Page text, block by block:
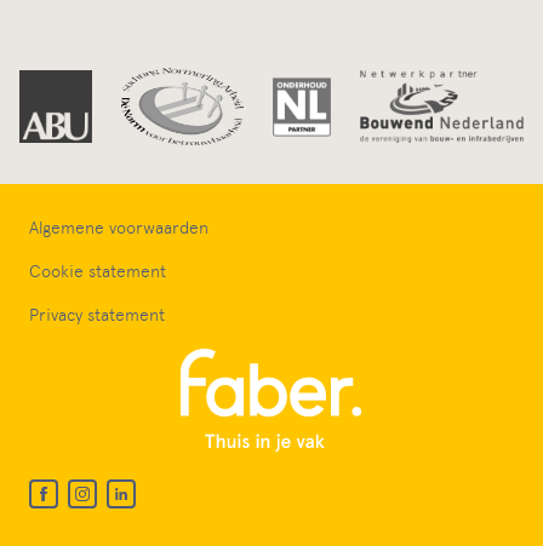
Algemene voorwaarden
Cookie statement
Privacy statement